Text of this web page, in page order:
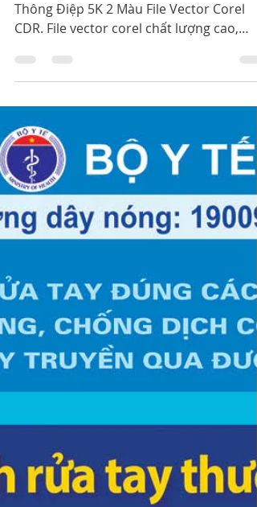
Tờ Rơi Poster Thông Điệp
5K 2 Màu File Vector Corel
CDR
Cachhaynhat.com chia sẻ Tờ Rơi Poster
Thông Điệp 5K 2 Màu File Vector Corel
CDR. File vector corel chất lượng cao,
chỉnh sửa được, sử dụng